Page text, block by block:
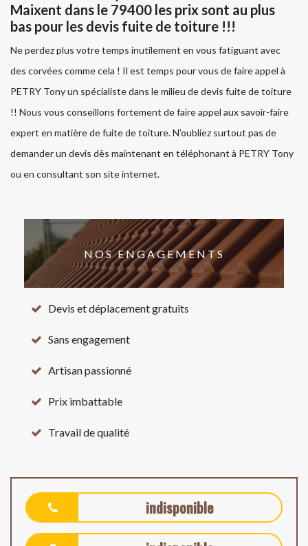
Maixent dans le 79400 les prix sont au plus
bas pour les devis fuite de toiture !!!
Ne perdez plus votre temps inutilement en vous fatiguant avec
des corvées comme cela ! Il est temps pour vous de faire appel à
PETRY Tony un spécialiste dans le milieu de devis fuite de toiture
!! Nous vous conseillons fortement de faire appel aux savoir-faire
expert en matière de fuite de toiture. N’oubliez surtout pas de
demander un devis dès maintenant en téléphonant à PETRY Tony
ou en consultant son site internet.
NOS ENGAGEMENTS
Devis et déplacement gratuits
Sans engagement
Artisan passionné
Prix imbattable
Travail de qualité
indisponible